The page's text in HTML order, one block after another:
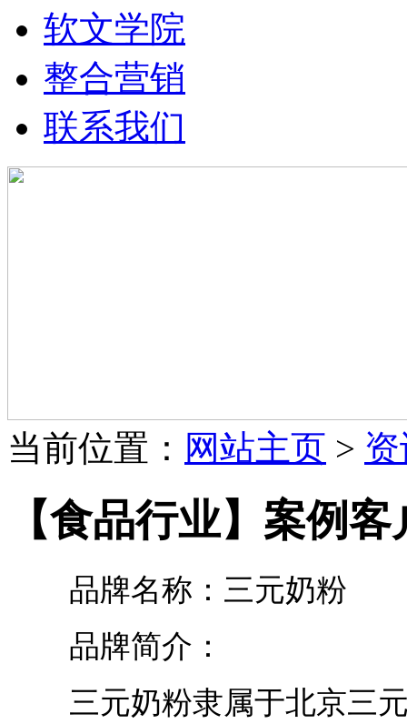
软文学院
整合营销
联系我们
当前位置： 网站主页 >
【食品行业】案例
品牌名称：三元奶粉
品牌简介：
三元奶粉隶属于北京三元